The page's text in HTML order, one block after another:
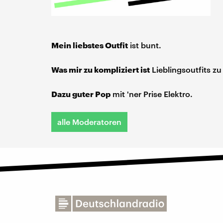
Mein liebstes Outfit ist bunt.
Was mir zu kompliziert ist Lieblingsoutfits
Dazu guter Pop mit 'ner Prise Elektro.
alle Moderatoren